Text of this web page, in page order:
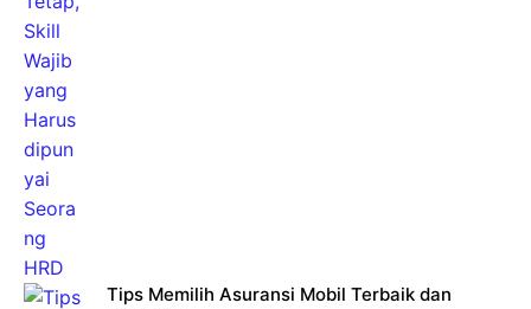
Tips Memilih Asuransi Mobil Terbaik dan